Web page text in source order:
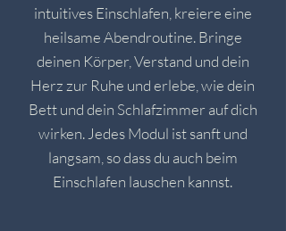
intuitives Einschlafen, kreiere eine
heilsame Abendroutine. Bringe
deinen Körper, Verstand und dein
Herz zur Ruhe und erlebe, wie dein
Bett und dein Schlafzimmer auf dich
wirken. Jedes Modul ist sanft und
langsam, so dass du auch beim
Einschlafen lauschen kannst.